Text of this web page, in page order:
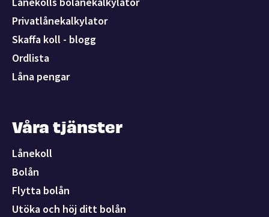
Privatlånekalkylator
Skaffa koll - blogg
Ordlista
Låna pengar
Våra tjänster
Lånekoll
Bolån
Flytta bolån
Utöka och höj ditt bolån